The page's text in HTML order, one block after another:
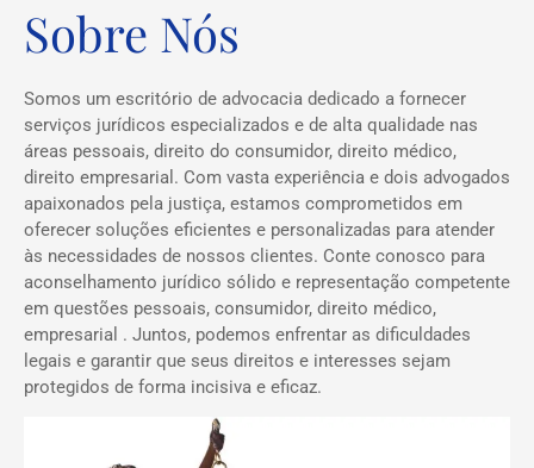
Sobre Nós
Somos um escritório de advocacia dedicado a fornecer
serviços jurídicos especializados e de alta qualidade nas
áreas pessoais, direito do consumidor, direito médico,
direito empresarial. Com vasta experiência e dois advogados
apaixonados pela justiça, estamos comprometidos em
oferecer soluções eficientes e personalizadas para atender
às necessidades de nossos clientes. Conte conosco para
aconselhamento jurídico sólido e representação competente
em questões pessoais, consumidor, direito médico,
empresarial . Juntos, podemos enfrentar as dificuldades
legais e garantir que seus direitos e interesses sejam
protegidos de forma incisiva e eficaz.